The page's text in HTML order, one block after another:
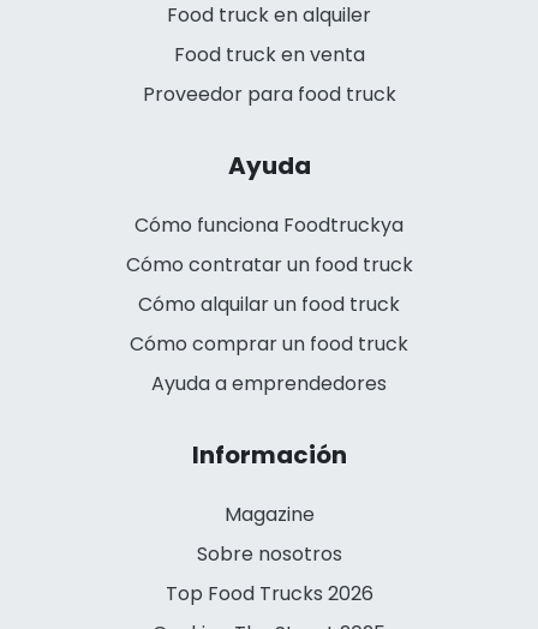
Food truck en alquiler
Food truck en venta
Proveedor para food truck
Ayuda
Cómo funciona Foodtruckya
Cómo contratar un food truck
Cómo alquilar un food truck
Cómo comprar un food truck
Ayuda a emprendedores
Información
Magazine
Sobre nosotros
Top Food Trucks 2026